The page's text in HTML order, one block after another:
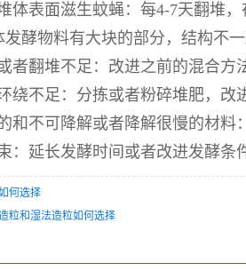
体表面滋生蚊蝇：每4-7天翻堆，
酵物料有大块的部分，结构不
者翻堆不足：改进之前的混合方
绕不足：分拣或者粉碎堆肥，改
和不可降解或者降解很慢的材料
：延长发酵时间或者改进发酵条
何选择
粒和湿法造粒如何选择